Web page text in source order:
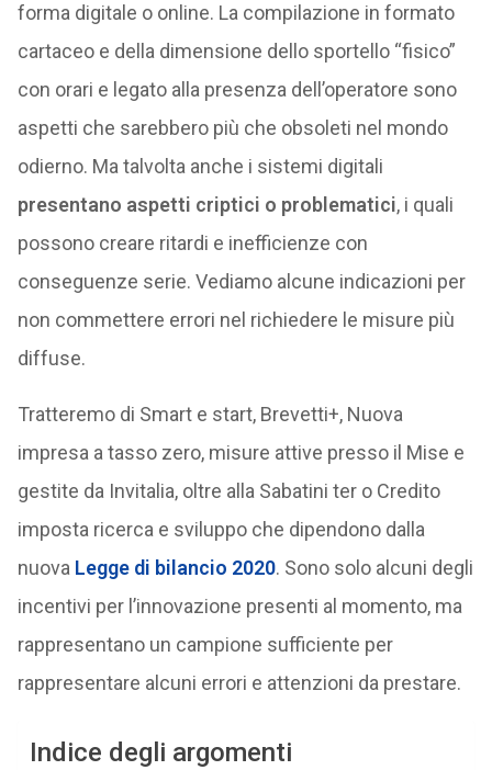
forma digitale o online. La compilazione in formato
cartaceo e della dimensione dello sportello “fisico”
con orari e legato alla presenza dell’operatore sono
aspetti che sarebbero più che obsoleti nel mondo
odierno. Ma talvolta anche i sistemi digitali
presentano aspetti criptici o problematici, i quali
possono creare ritardi e inefficienze con
conseguenze serie. Vediamo alcune indicazioni per
non commettere errori nel richiedere le misure più
diffuse.
Tratteremo di Smart e start, Brevetti+, Nuova
impresa a tasso zero, misure attive presso il Mise e
gestite da Invitalia, oltre alla Sabatini ter o Credito
imposta ricerca e sviluppo che dipendono dalla
nuova Legge di bilancio 2020. Sono solo alcuni degli
incentivi per l’innovazione presenti al momento, ma
rappresentano un campione sufficiente per
rappresentare alcuni errori e attenzioni da prestare.
Indice degli argomenti